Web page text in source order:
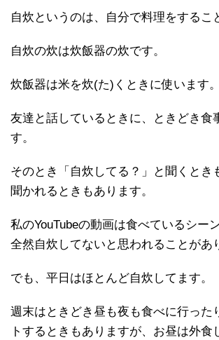
自炊というのは、自分で料理をするこ
自炊の炊は炊飯器の炊です。
炊飯器は米を炊(た)くときに使います。
友達と話しているときに、ときどき食
す。
そのとき「自炊してる？」と聞くとき
聞かれるときもあります。
私のYouTubeの動画は食べているシー
全然自炊してないと思われることがあ
でも、平日はほとんど自炊してます。
週末はときどき昼も夜も食べに行った
トするときもありますが、お昼は外食